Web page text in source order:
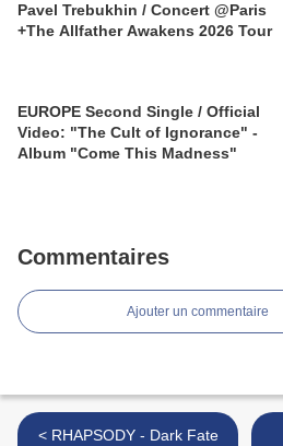
Pavel Trebukhin / Concert @Paris
+The Allfather Awakens 2026 Tour
EUROPE Second Single / Official
Video: "The Cult of Ignorance" -
Album "Come This Madness"
Commentaires
Ajouter un commentaire
< RHAPSODY - Dark Fate